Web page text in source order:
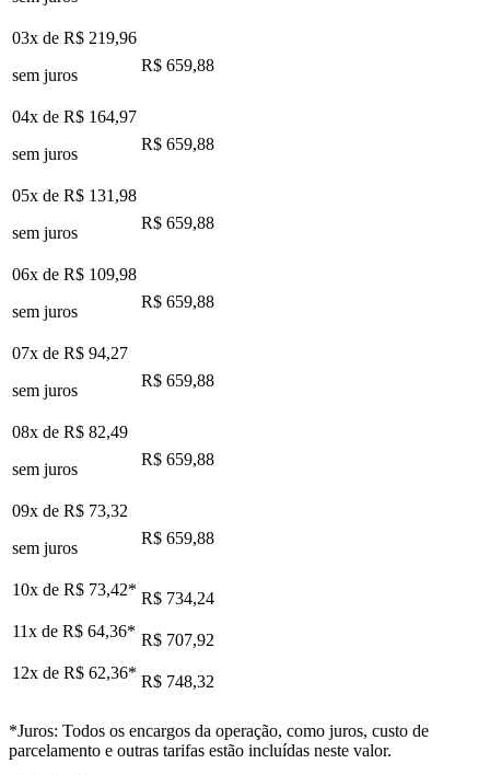
03x de R$ 219,96
sem juros
R$ 659,88
04x de R$ 164,97
sem juros
R$ 659,88
05x de R$ 131,98
sem juros
R$ 659,88
06x de R$ 109,98
sem juros
R$ 659,88
07x de R$ 94,27
sem juros
R$ 659,88
08x de R$ 82,49
sem juros
R$ 659,88
09x de R$ 73,32
sem juros
R$ 659,88
10x de R$ 73,42* R$ 734,24
11x de R$ 64,36* R$ 707,92
12x de R$ 62,36* R$ 748,32
*Juros: Todos os encargos da operação, como juros, custo de
parcelamento e outras tarifas estão incluídas neste valor.